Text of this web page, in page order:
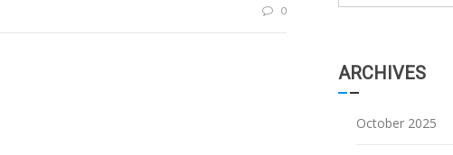
0
ARCHIVES
October 2025